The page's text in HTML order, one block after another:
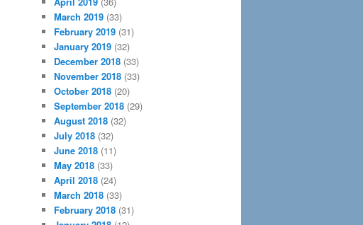
March 2019 (33)
February 2019 (31)
January 2019 (32)
December 2018 (33)
November 2018 (33)
October 2018 (20)
September 2018 (29)
August 2018 (32)
July 2018 (32)
June 2018 (11)
May 2018 (33)
April 2018 (24)
March 2018 (33)
February 2018 (31)